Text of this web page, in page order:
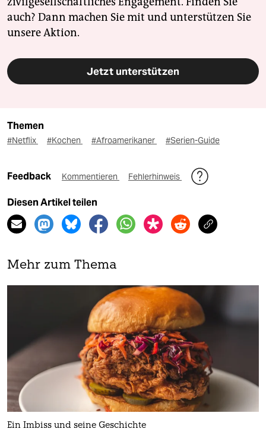
auch? Dann machen Sie mit und unterstützen Sie
unsere Aktion.
Jetzt unterstützen
Themen
#Netflix #Kochen #Afroamerikaner #Serien-Guide
Feedback Kommentieren Fehlerhinweis
Diesen Artikel teilen
Mehr zum Thema
Ein Imbiss und seine Geschichte